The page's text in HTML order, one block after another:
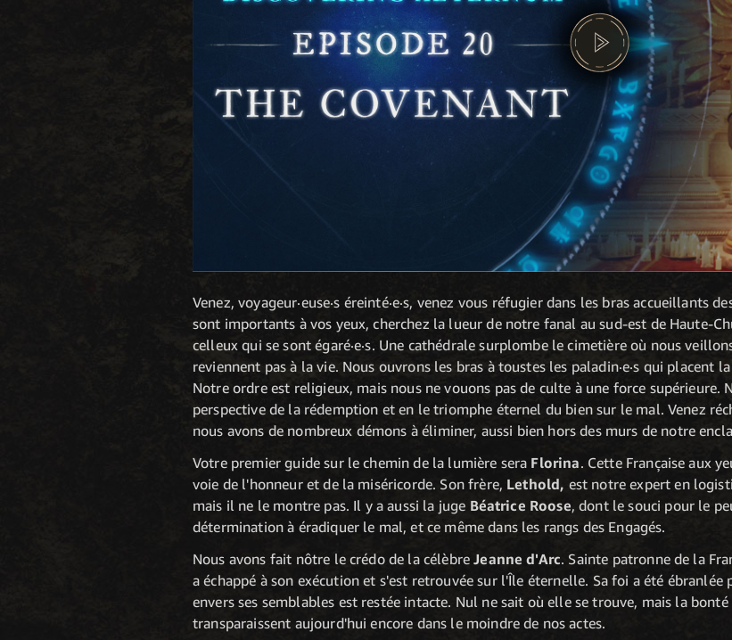
Venez, voyageur·euse·s éreinté·e·s, venez vous réfugier dans les bras accueillants
sont importants à vos yeux, cherchez la lueur de notre fanal au sud-est de Haute-
celleux qui se sont égaré·e·s. Une cathédrale surplombe le cimetière où nous
reviennent pas à la vie. Nous ouvrons les bras à toustes les paladin·e·s qui placent
Notre ordre est religieux, mais nous ne vouons pas de culte à une force supérieure.
perspective de la rédemption et en le triomphe éternel du bien sur le mal. Venez
nous avons de nombreux démons à éliminer, aussi bien hors des murs de notre
Votre premier guide sur le chemin de la lumière sera Florina. Cette Française aux
voie de l'honneur et de la miséricorde. Son frère, Lethold, est notre expert en
mais il ne le montre pas. Il y a aussi la juge Béatrice Roose, dont le souci pour le
détermination à éradiquer le mal, et ce même dans les rangs des Engagés.
Nous avons fait nôtre le crédo de la célèbreJeanne d'Arc. Sainte patronne de la
a échappé à son exécution et s'est retrouvée sur l'Île éternelle. Sa foi a été ébranlée
envers ses semblables est restée intacte. Nul ne sait où elle se trouve, mais la
transparaissent aujourd'hui encore dans le moindre de nos actes.